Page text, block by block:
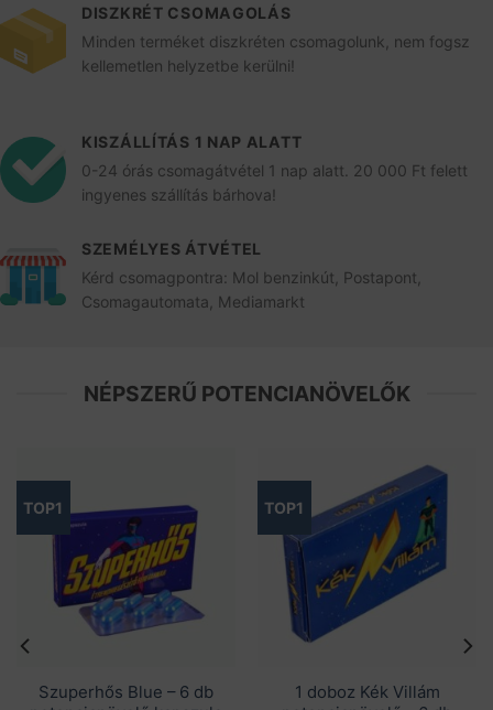
DISZKRÉT CSOMAGOLÁS
Minden terméket diszkréten csomagolunk, nem fogsz
kellemetlen helyzetbe kerülni!
KISZÁLLÍTÁS 1 NAP ALATT
0-24 órás csomagátvétel 1 nap alatt. 20 000 Ft felett
ingyenes szállítás bárhova!
SZEMÉLYES ÁTVÉTEL
Kérd csomagpontra: Mol benzinkút, Postapont,
Csomagautomata, Mediamarkt
NÉPSZERŰ POTENCIANÖVELŐK
TOP1
Szuperhős Blue – 6 db
TOP1
1 doboz Kék Villám